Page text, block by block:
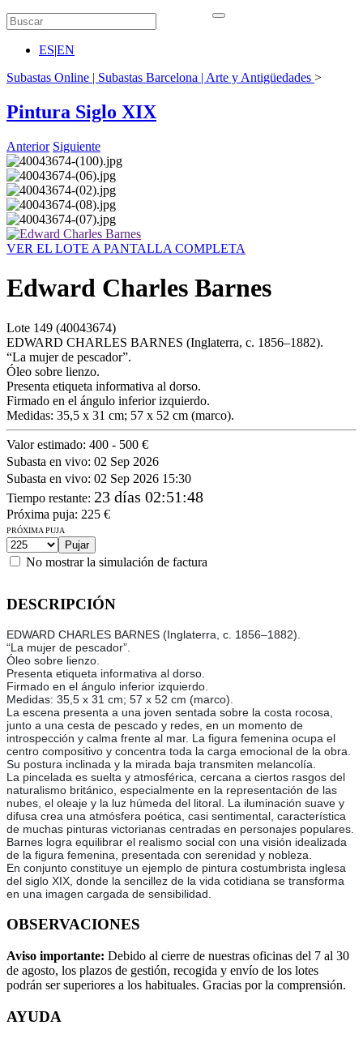
ES|EN
Subastas Online | Subastas Barcelona | Arte y Antigüedades >
Pintura Siglo XIX
Anterior Siguiente
VER EL LOTE A PANTALLA COMPLETA
Edward Charles Barnes
Lote 149 (40043674)
EDWARD CHARLES BARNES (Inglaterra, c. 1856–1882).
“La mujer de pescador”.
Óleo sobre lienzo.
Presenta etiqueta informativa al dorso.
Firmado en el ángulo inferior izquierdo.
Medidas: 35,5 x 31 cm; 57 x 52 cm (marco).
Valor estimado: 400 - 500 €
Subasta en vivo: 02 Sep 2026
Subasta en vivo: 02 Sep 2026 15:30
Tiempo restante: 23 días 02:51:48
Próxima puja: 225 €
PRÓXIMA PUJA
No mostrar la simulación de factura
DESCRIPCIÓN
EDWARD CHARLES BARNES (Inglaterra, c. 1856–1882).
“La mujer de pescador”.
Óleo sobre lienzo.
Presenta etiqueta informativa al dorso.
Firmado en el ángulo inferior izquierdo.
Medidas: 35,5 x 31 cm; 57 x 52 cm (marco).
La escena presenta a una joven sentada sobre la costa rocosa,
junto a una cesta de pescado y redes, en un momento de
introspección y calma frente al mar. La figura femenina ocupa el
centro compositivo y concentra toda la carga emocional de la obra.
Su postura inclinada y la mirada baja transmiten melancolía.
La pincelada es suelta y atmosférica, cercana a ciertos rasgos del
naturalismo británico, especialmente en la representación de las
nubes, el oleaje y la luz húmeda del litoral. La iluminación suave y
difusa crea una atmósfera poética, casi sentimental, característica
de muchas pinturas victorianas centradas en personajes populares.
Barnes logra equilibrar el realismo social con una visión idealizada
de la figura femenina, presentada con serenidad y nobleza.
En conjunto constituye un ejemplo de pintura costumbrista inglesa
del siglo XIX, donde la sencillez de la vida cotidiana se transforma
en una imagen cargada de sensibilidad.
OBSERVACIONES
Aviso importante: Debido al cierre de nuestras oficinas del 7 al 30
de agosto, los plazos de gestión, recogida y envío de los lotes
podrán ser superiores a los habituales. Gracias por la comprensión.
AYUDA